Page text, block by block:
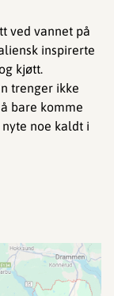
ved vannet på
inspirerte
kjøtt.
trenger ikke
bare komme
noe kaldt i